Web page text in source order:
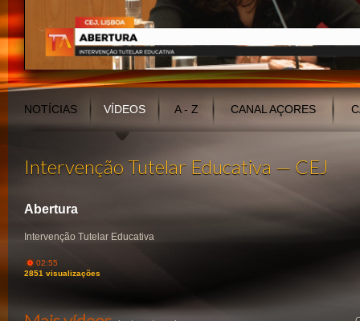
NOTÍCIAS VÍDEOS A - Z CANAL AÇORES
Intervenção Tutelar Educativa — CEJ
Abertura
Intervenção Tutelar Educativa
02:55
2851 visualizações